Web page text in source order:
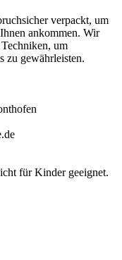
verpackt, um
ankommen. Wir
um
zu gewährleisten.
für Kinder geeignet.